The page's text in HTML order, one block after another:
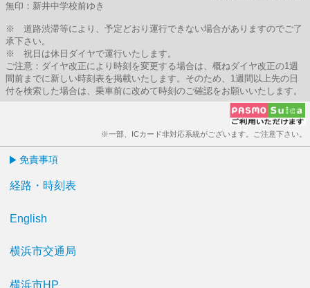
無印：新井中学校前ゆき
※ 道路渋滞等により、予定どおり運行できない場合がありますのでご了
承下さい。
※ 祝日は休日ダイヤで運行いたします。
ご注意：ダイヤ改正により時刻を変更する場合は、概ねダイヤ改正の1週
間前までに新しい時刻表を掲載いたします。そのため、1週間以上先の日
付を検索した場合は、乗車前に改めて時刻のご確認をお願いいたします。
※一部、ICカード非対応系統がございます。ご注意下さい。
免責事項
経路・時刻表
English
横浜市交通局
横浜市HP